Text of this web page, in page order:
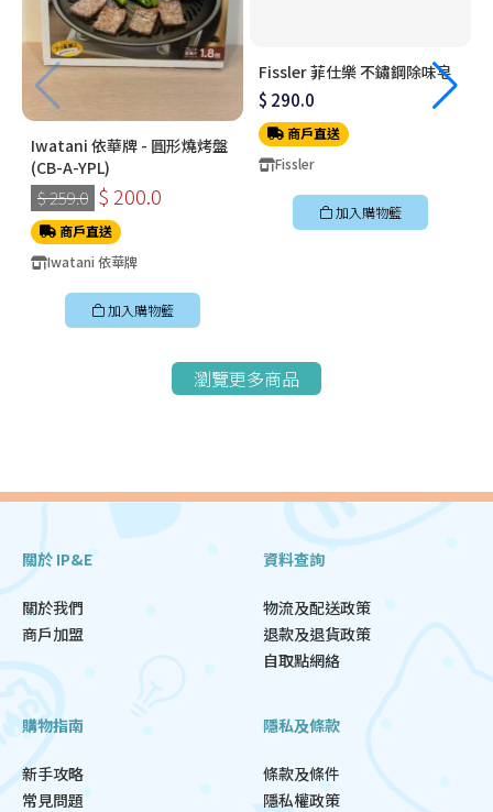
Iwatani 依華牌 - 圓形燒烤盤
(CB-A-YPL)
$ 259.0 $ 200.0
商戶直送
Iwatani 依華牌
加入購物籃
Fissler 菲仕樂 不鏽鋼除味皂
$ 290.0
商戶直送
Fissler
加入購物籃
瀏覽更多商品
關於 IP&E
關於我們
商戶加盟
資料查詢
物流及配送政策
退款及退貨政策
自取點網絡
購物指南
新手攻略
常見問題
隱私及條款
條款及條件
隱私權政策